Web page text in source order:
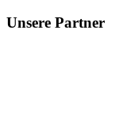
Unsere Partner